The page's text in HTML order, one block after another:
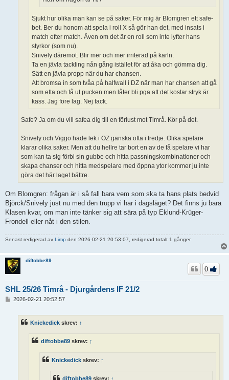
Sjukt hur olika man kan se på saker. För mig är Blomgren ett safe-
bet. Ber du honom att spela i roll X så gör han det, med insats i
match efter match. Även om det är en roll som inte lyfter hans
styrkor (som nu).
Snively däremot. Blir mer och mer irriterad på karln.
Ta en jävla tackling nån gång istället för att åka och gömma dig.
Sätt en jävla propp när du har chansen.
Att bromsa in som tvåa på halfwall i DZ när man har chansen att gå
som etta och få ut pucken men låter bli pga att det kostar stryk är
kass. Jag före lag. Nej tack.
Safe? Ja om du vill safea dig till en förlust mot Timrå. Kör på det.
Snively och Viggo hade lek i OZ ganska ofta i tredje. Olika spelare
klarar olika saker. Men att du hellre tar bort en av de få spelare vi har
som kan ta sig förbi sin gubbe och hitta passningskombinationer och
skapa chanser och hitta medspelare med öppna ytor kommer ju inte
göra det här laget bättre.
Om Blomgren: frågan är i så fall bara vem som ska ta hans plats bedvid
Björck/Snively just nu med den trupp vi har i dagsläget? Det finns ju bara
Klasen kvar, om man inte tänker sig att sära på typ Eklund-Krüger-
Frondell eller nåt i den stilen.
Senast redigerad av Limp den 2026-02-21 20:53:07, redigerad totalt 1 gånger.
diftobbe89
SHL 25/26 Timrå - Djurgårdens IF 21/2
0
2026-02-21 20:52:57
Knickedick skrev: ↑
diftobbe89 skrev: ↑
Knickedick skrev: ↑
diftobbe89 skrev: ↑